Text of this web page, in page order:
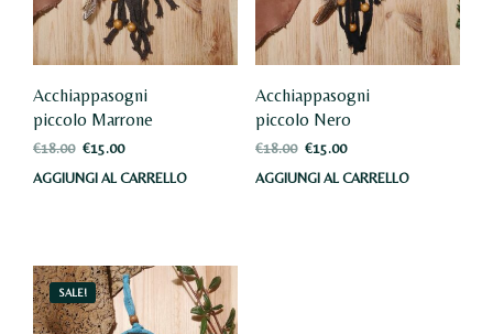
Acchiappasogni
piccolo Marrone
€18.00 Il
prezzo
€15.00Il
prezzo
attuale
AGGIUNGI AL CARRELLO
Acchiappasogni
piccolo Nero
€18.00 Il
prezzo
€15.00Il
prezzo
attuale
AGGIUNGI AL CARRELLO
SALE!